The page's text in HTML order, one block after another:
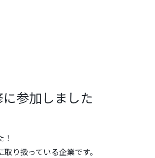
参加しました
り扱っている企業です。